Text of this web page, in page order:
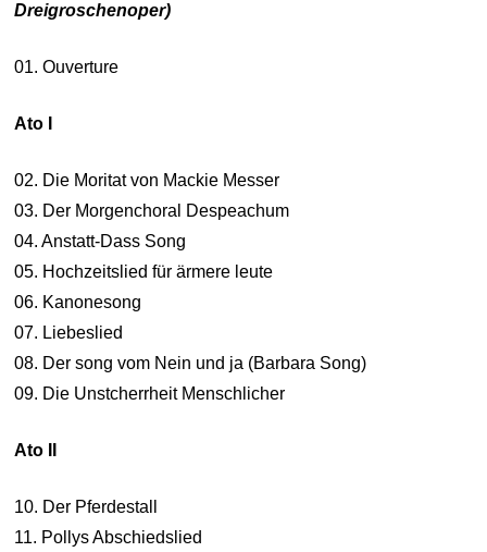
Dreigroschenoper)
01. Ouverture
Ato I
02. Die Moritat von Mackie Messer
03. Der Morgenchoral Despeachum
04. Anstatt-Dass Song
05. Hochzeitslied für ärmere leute
06. Kanonesong
07. Liebeslied
08. Der song vom Nein und ja (Barbara Song)
09. Die Unstcherrheit Menschlicher
Ato II
10. Der Pferdestall
11. Pollys Abschiedslied